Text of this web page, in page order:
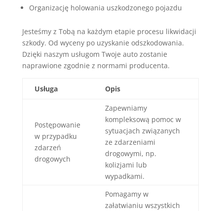
Organizację holowania uszkodzonego pojazdu
Jesteśmy z Tobą na każdym etapie procesu likwidacji
szkody. Od wyceny po uzyskanie odszkodowania.
Dzięki naszym usługom Twoje auto zostanie
naprawione zgodnie z normami producenta.
Usługa Opis
Postępowanie
w przypadku
zdarzeń
drogowych
Zapewniamy
kompleksową pomoc w
sytuacjach związanych
ze zdarzeniami
drogowymi, np.
kolizjami lub
wypadkami.
Pomagamy w
załatwianiu wszystkich